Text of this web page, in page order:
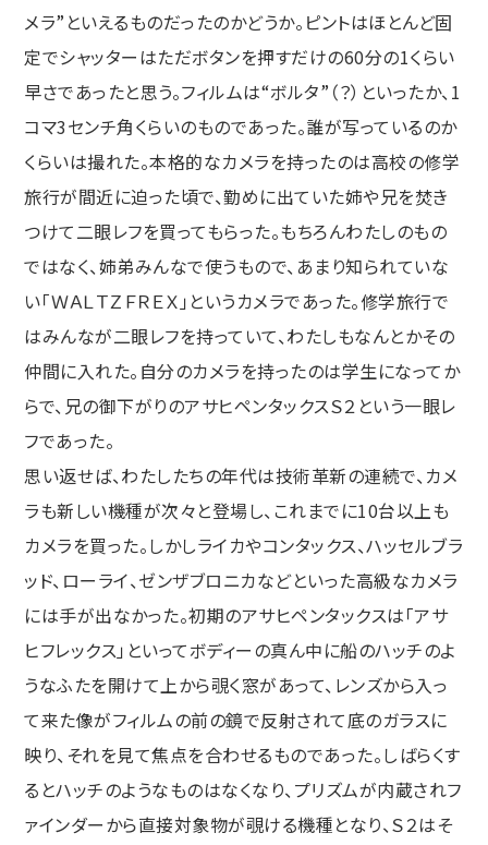
メラ”といえるものだったのかどうか。ピントはほとんど固
定でシャッターはただボタンを押すだけの60分の1くらい
早さであったと思う。フィルムは“ボルタ”（？）といったか、1
コマ3センチ角くらいのものであった。誰が写っているのか
くらいは撮れた。本格的なカメラを持ったのは高校の修学
旅行が間近に迫った頃で、勤めに出ていた姉や兄を焚き
つけて二眼レフを買ってもらった。もちろんわたしのもの
ではなく、姉弟みんなで使うもので、あまり知られていな
い「ＷＡＬＴＺＦＲＥＸ」というカメラであった。修学旅行で
はみんなが二眼レフを持っていて、わたしもなんとかその
仲間に入れた。自分のカメラを持ったのは学生になってか
らで、兄の御下がりのアサヒペンタックスＳ２という一眼レ
フであった。
思い返せば、わたしたちの年代は技術革新の連続で、カメ
ラも新しい機種が次々と登場し、これまでに10台以上も
カメラを買った。しかしライカやコンタックス、ハッセルブラ
ッド、ローライ、ゼンザブロニカなどといった高級なカメラ
には手が出なかった。初期のアサヒペンタックスは「アサ
ヒフレックス」といってボディーの真ん中に船のハッチのよ
うなふたを開けて上から覗く窓があって、レンズから入っ
て来た像がフィルムの前の鏡で反射されて底のガラスに
映り、それを見て焦点を合わせるものであった。しばらくす
るとハッチのようなものはなくなり、プリズムが内蔵されフ
ァインダーから直接対象物が覗ける機種となり、Ｓ２はそ